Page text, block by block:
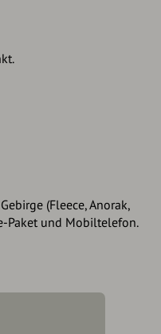
(Fleece, Anorak,
Paket und Mobiltelefon.